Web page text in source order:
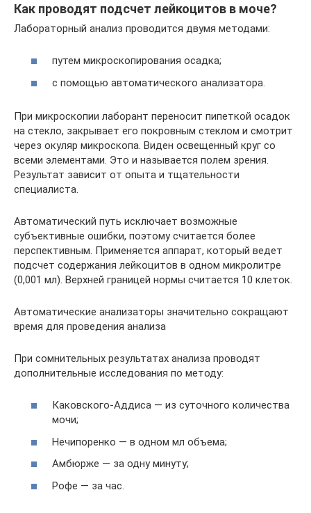
Как проводят подсчет лейкоцитов в моче?
Лабораторный анализ проводится двумя методами:
путем микроскопирования осадка;
с помощью автоматического анализатора.
При микроскопии лаборант переносит пипеткой осадок
на стекло, закрывает его покровным стеклом и смотрит
через окуляр микроскопа. Виден освещенный круг со
всеми элементами. Это и называется полем зрения.
Результат зависит от опыта и тщательности
специалиста.
Автоматический путь исключает возможные
субъективные ошибки, поэтому считается более
перспективным. Применяется аппарат, который ведет
подсчет содержания лейкоцитов в одном микролитре
(0,001 мл). Верхней границей нормы считается 10 клеток.
Автоматические анализаторы значительно сокращают
время для проведения анализа
При сомнительных результатах анализа проводят
дополнительные исследования по методу:
Каковского-Аддиса — из суточного количества
мочи;
Нечипоренко — в одном мл объема;
Амбюрже — за одну минуту;
Рофе — за час.